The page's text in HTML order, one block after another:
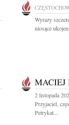
Wyrazy
niosące
MACIEJ
2 listopada
Przyjaciel,
Petrykat...